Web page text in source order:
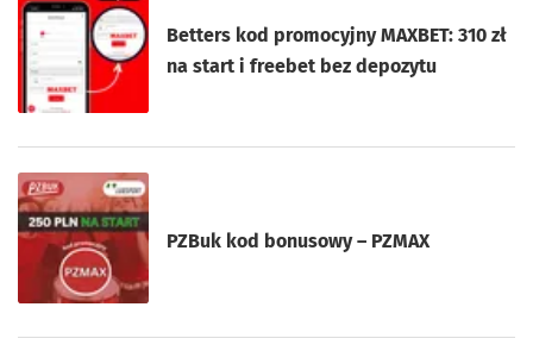
Betters kod promocyjny MAXBET: 310 zł
na start i freebet bez depozytu
PZBuk kod bonusowy – PZMAX